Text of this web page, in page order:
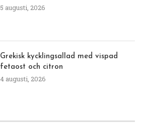
5 augusti, 2026
Grekisk kycklingsallad med vispad
fetaost och citron
4 augusti, 2026